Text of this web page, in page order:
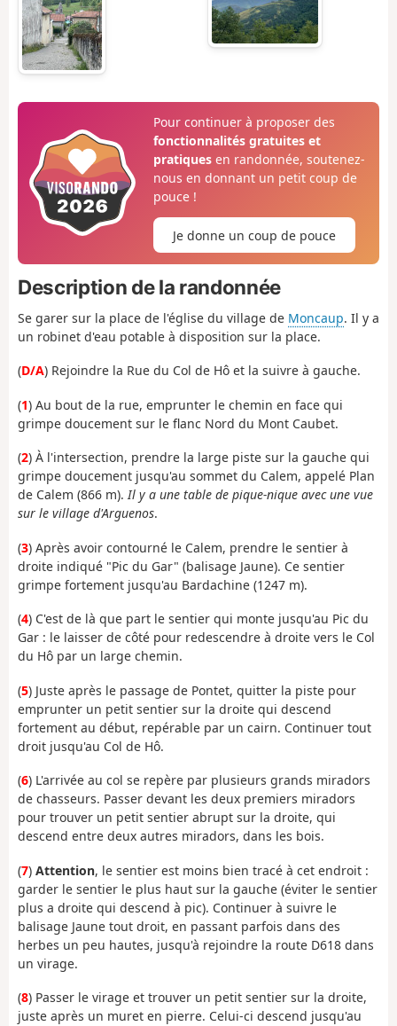
Pour continuer à proposer des
fonctionnalités gratuites et
pratiquesen randonnée, soutenez-
nous en donnant un petit coup de
pouce !
Je donne un coup de pouce
Description de la randonnée
Se garer sur la place de l'église du village de Moncaup. Il y a
un robinet d'eau potable à disposition sur la place.
(D/A) Rejoindre la Rue du Col de Hô et la suivre à gauche.
(1) Au bout de la rue, emprunter le chemin en face qui
grimpe doucement sur le flanc Nord du Mont Caubet.
(2) À l'intersection, prendre la large piste sur la gauche qui
grimpe doucement jusqu'au sommet du Calem, appelé Plan
de Calem (866 m).Il y a une table de pique-nique avec une vue
sur le village d'Arguenos.
(3) Après avoir contourné le Calem, prendre le sentier à
droite indiqué "Pic du Gar" (balisage Jaune). Ce sentier
grimpe fortement jusqu'au Bardachine (1247 m).
(4) C'est de là que part le sentier qui monte jusqu'au Pic du
Gar : le laisser de côté pour redescendre à droite vers le Col
du Hô par un large chemin.
(5) Juste après le passage de Pontet, quitter la piste pour
emprunter un petit sentier sur la droite qui descend
fortement au début, repérable par un cairn. Continuer tout
droit jusqu'au Col de Hô.
(6) L'arrivée au col se repère par plusieurs grands miradors
de chasseurs. Passer devant les deux premiers miradors
pour trouver un petit sentier abrupt sur la droite, qui
descend entre deux autres miradors, dans les bois.
(7) Attention, le sentier est moins bien tracé à cet endroit :
garder le sentier le plus haut sur la gauche (éviter le sentier
plus a droite qui descend à pic). Continuer à suivre le
balisage Jaune tout droit, en passant parfois dans des
herbes un peu hautes, jusqu'à rejoindre la route D618 dans
un virage.
(8) Passer le virage et trouver un petit sentier sur la droite,
juste après un muret en pierre. Celui-ci descend jusqu'au